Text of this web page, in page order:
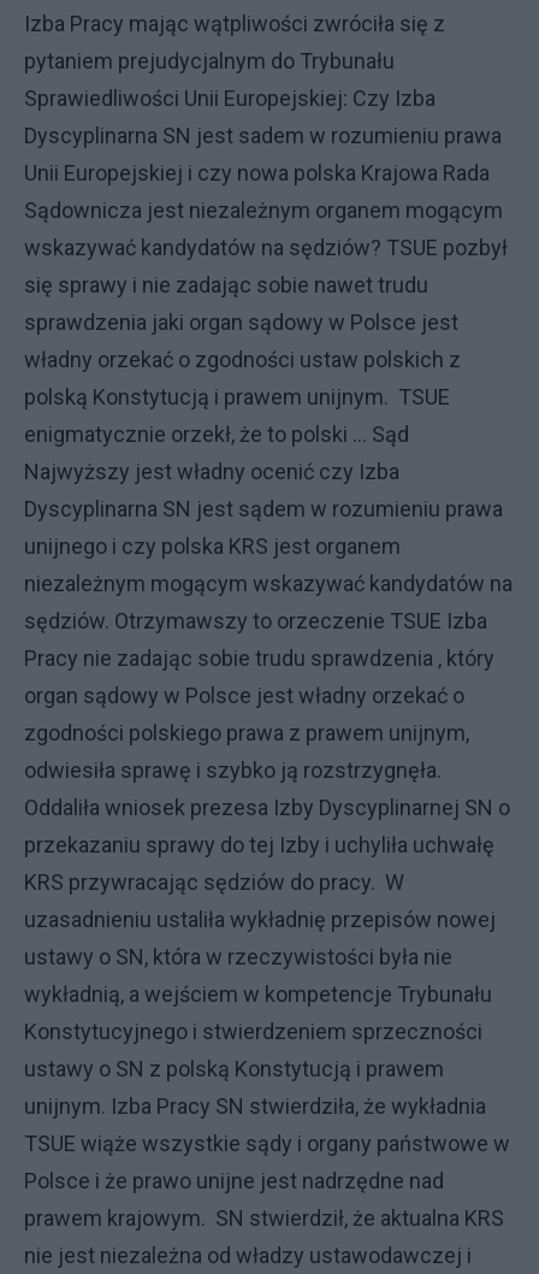
Izba Pracy mając wątpliwości zwróciła się z
pytaniem prejudycjalnym do Trybunału
Sprawiedliwości Unii Europejskiej: Czy Izba
Dyscyplinarna SN jest sadem w rozumieniu prawa
Unii Europejskiej i czy nowa polska Krajowa Rada
Sądownicza jest niezależnym organem mogącym
wskazywać kandydatów na sędziów? TSUE pozbył
się sprawy i nie zadając sobie nawet trudu
sprawdzenia jaki organ sądowy w Polsce jest
władny orzekać o zgodności ustaw polskich z
polską Konstytucją i prawem unijnym. TSUE
enigmatycznie orzekł, że to polski ... Sąd
Najwyższy jest władny ocenić czy Izba
Dyscyplinarna SN jest sądem w rozumieniu prawa
unijnego i czy polska KRS jest organem
niezależnym mogącym wskazywać kandydatów na
sędziów. Otrzymawszy to orzeczenie TSUE Izba
Pracy nie zadając sobie trudu sprawdzenia , który
organ sądowy w Polsce jest władny orzekać o
zgodności polskiego prawa z prawem unijnym,
odwiesiła sprawę i szybko ją rozstrzygnęła.
Oddaliła wniosek prezesa Izby Dyscyplinarnej SN o
przekazaniu sprawy do tej Izby i uchyliła uchwałę
KRS przywracając sędziów do pracy. W
uzasadnieniu ustaliła wykładnię przepisów nowej
ustawy o SN, która w rzeczywistości była nie
wykładnią, a wejściem w kompetencje Trybunału
Konstytucyjnego i stwierdzeniem sprzeczności
ustawy o SN z polską Konstytucją i prawem
unijnym. Izba Pracy SN stwierdziła, że wykładnia
TSUE wiąże wszystkie sądy i organy państwowe w
Polsce i że prawo unijne jest nadrzędne nad
prawem krajowym. SN stwierdził, że aktualna KRS
nie jest niezależna od władzy ustawodawczej i